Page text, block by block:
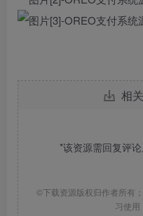
相
*该资源需回复评
©下载资源版权归作者所有
习使用